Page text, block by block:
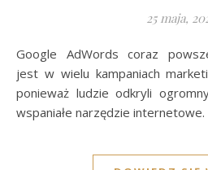
25 maja,
Google AdWords coraz powszechniej wykorzystywana
jest w wielu kampaniach
ponieważ ludzie odkryli
wspaniałe narzędzie internetowe.